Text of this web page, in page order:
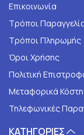
Επικοινωνία
Τρόποι
Τρόποι Πληρωμής
Όροι Χρήσης
Πολιτική
Μεταφορικά Κόστη
Τηλεφωνικές
ΚΑΤΗΓΟΡΙΕΣ